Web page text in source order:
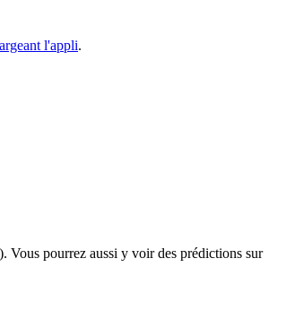
l'appli.
Vous pourrez aussi y voir des prédictions sur